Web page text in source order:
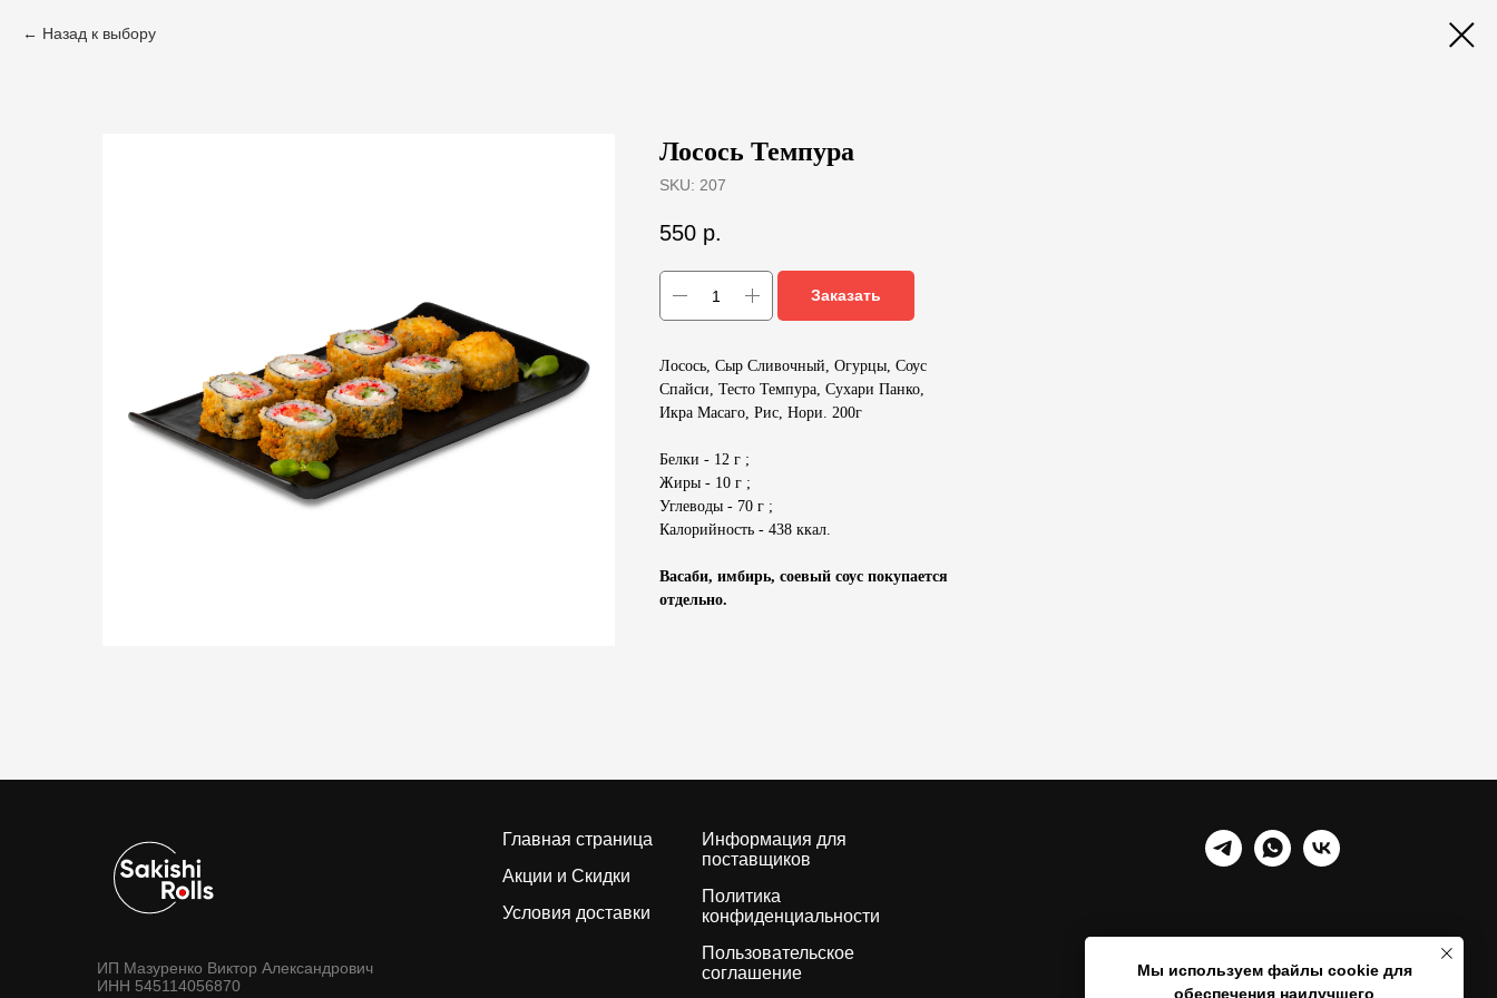
Назад к выбору
Лосось Темпура
SKU: 207
550 р.
Заказать
Лосось, Сыр Сливочный, Огурцы, Соус
Спайси, Тесто Темпура, Сухари Панко,
Икра Масаго, Рис, Нори. 200г
Белки - 12 г ;
Жиры - 10 г ;
Углеводы - 70 г ;
Калорийность - 438 ккал.
Васаби, имбирь, соевый соус покупается
отдельно.
ИП Мазуренко Виктор Александрович
ИНН 545114056870
Главная страница
Акции и Скидки
Условия доставки
Информация для
поставщиков
Политика
конфиденциальности
Пользовательское
соглашение
Мы используем файлы cookie для
обеспечения наилучшего